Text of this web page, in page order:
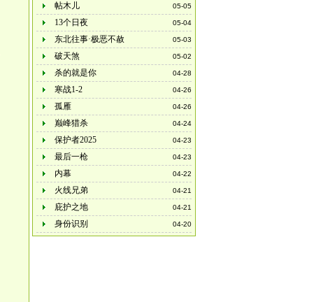
05-05
帖木儿
05-04
13个日夜
05-03
东北往事·极恶不赦
05-02
破天煞
04-28
杀的就是你
04-26
寒战1-2
04-26
孤雁
04-24
巅峰猎杀
04-23
保护者2025
04-23
最后一枪
04-22
内幕
04-21
火线兄弟
04-21
庇护之地
04-20
身份识别